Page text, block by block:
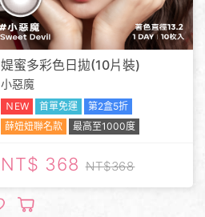
媞蜜多彩色日拋(10片裝)
小惡魔
ＮEW 首單免運
第2盒5折
薛妞妞聯名款
最高至1000度
368 368